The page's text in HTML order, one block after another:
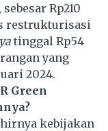
Rp210
restrukturisasi
tinggal Rp54
yang
2024.
Green
kebijakan